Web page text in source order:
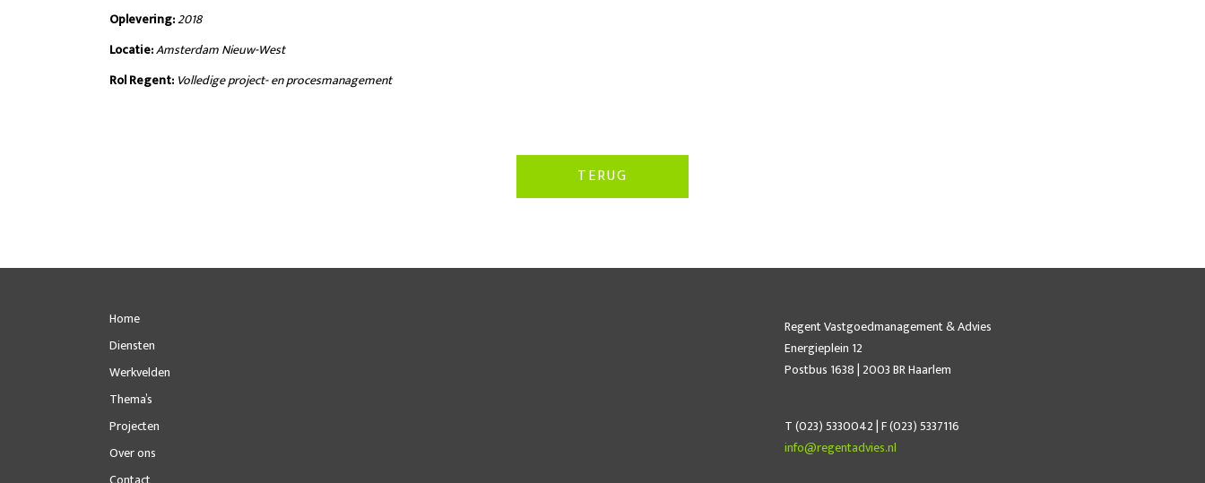
Oplevering:2018
Locatie:Amsterdam Nieuw-West
Rol Regent: Volledige project- en procesmanagement
TERUG
Home
Diensten
Werkvelden
Thema’s
Projecten
Over ons
Regent Vastgoedmanagement & Advies
Energieplein 12
Postbus 1638 | 2003 BR Haarlem
T (023) 5330042 | F (023) 5337116
info@regentadvies.nl